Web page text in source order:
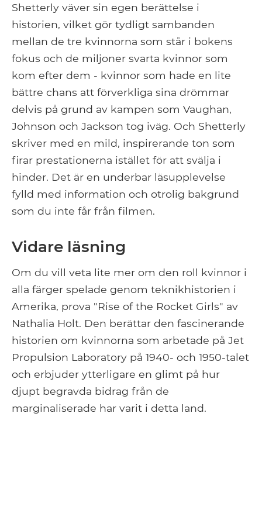
Shetterly väver sin egen berättelse i
historien, vilket gör tydligt sambanden
mellan de tre kvinnorna som står i bokens
fokus och de miljoner svarta kvinnor som
kom efter dem - kvinnor som hade en lite
bättre chans att förverkliga sina drömmar
delvis på grund av kampen som Vaughan,
Johnson och Jackson tog iväg. Och Shetterly
skriver med en mild, inspirerande ton som
firar prestationerna istället för att svälja i
hinder. Det är en underbar läsupplevelse
fylld med information och otrolig bakgrund
som du inte får från filmen.
Vidare läsning
Om du vill veta lite mer om den roll kvinnor i
alla färger spelade genom teknikhistorien i
Amerika, prova "Rise of the Rocket Girls" av
Nathalia Holt. Den berättar den fascinerande
historien om kvinnorna som arbetade på Jet
Propulsion Laboratory på 1940- och 1950-talet
och erbjuder ytterligare en glimt på hur
djupt begravda bidrag från de
marginaliserade har varit i detta land.